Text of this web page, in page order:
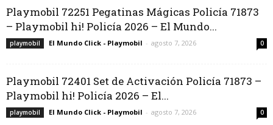
Playmobil 72251 Pegatinas Mágicas Policía 71873
– Playmobil hi! Policía 2026 – El Mundo...
playmobil El Mundo Click - Playmobil - agosto 7, 2026 0
Playmobil 72401 Set de Activación Policía 71873 –
Playmobil hi! Policía 2026 – El...
playmobil El Mundo Click - Playmobil - agosto 7, 2026 0